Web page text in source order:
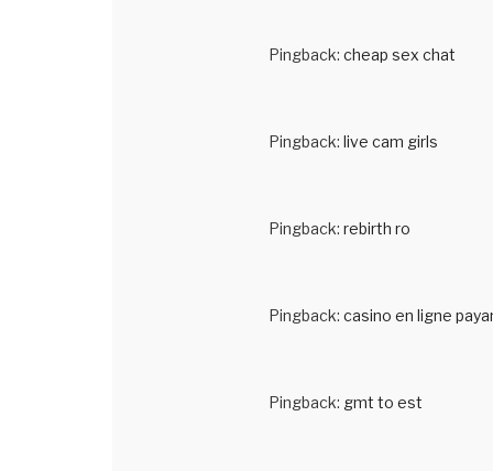
Pingback: cheap sex chat
Pingback: live cam girls
Pingback: rebirth ro
Pingback: casino en ligne
Pingback: gmt to est